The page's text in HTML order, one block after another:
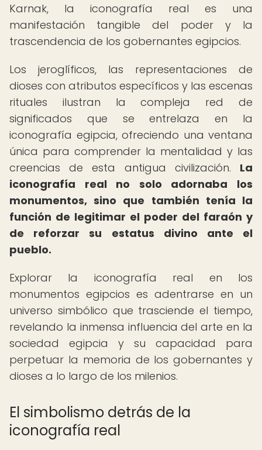
Karnak, la iconografía real es una
manifestación tangible del poder y la
trascendencia de los gobernantes egipcios.
Los jeroglíficos, las representaciones de
dioses con atributos específicos y las escenas
rituales ilustran la compleja red de
significados que se entrelaza en la
iconografía egipcia, ofreciendo una ventana
única para comprender la mentalidad y las
creencias de esta antigua civilización. La
iconografía real no solo adornaba los
monumentos, sino que también tenía la
función de legitimar el poder del faraón y
de reforzar su estatus divino ante el
pueblo.
Explorar la iconografía real en los
monumentos egipcios es adentrarse en un
universo simbólico que trasciende el tiempo,
revelando la inmensa influencia del arte en la
sociedad egipcia y su capacidad para
perpetuar la memoria de los gobernantes y
dioses a lo largo de los milenios.
El simbolismo detrás de la
iconografía real